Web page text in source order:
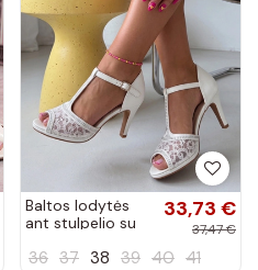
Baltos lodytės
ant stulpelio su
elementais Lyram
33,73 €
37,47 €
36 37 38 39 40 41